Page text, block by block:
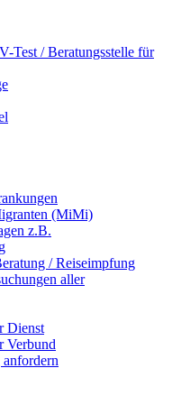
Test / Beratungsstelle für
(MiMi)
z.B.
/ Reiseimpfung
aller
Dienst
Verbund
anfordern